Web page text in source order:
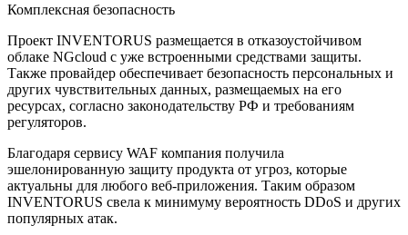
Комплексная безопасность
Проект INVENTORUS размещается в отказоустойчивом
облаке NGcloud с уже встроенными средствами защиты.
Также провайдер обеспечивает безопасность персональных и
других чувствительных данных, размещаемых на его
ресурсах, согласно законодательству РФ и требованиям
регуляторов.
Благодаря сервису WAF компания получила
эшелонированную защиту продукта от угроз, которые
актуальны для любого веб-приложения. Таким образом
INVENTORUS свела к минимуму вероятность DDoS и других
популярных атак.